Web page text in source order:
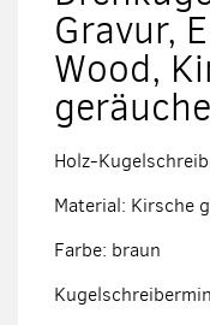
Gravur,
Wood,
Holz-
Material: Kirsche
Farbe: braun
springen